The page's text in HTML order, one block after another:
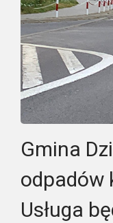
Gmina
odpadów
Usługa